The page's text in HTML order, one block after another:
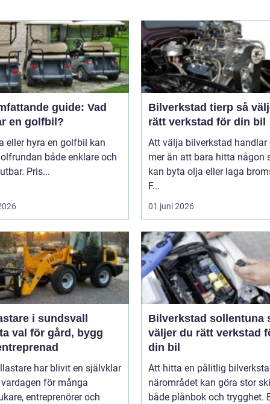
guide: Vad
en golfbil?
eller hyra en golfbil kan
både enklare och
Pris...
Bilverkstad tierp så väljer du
rätt verkstad för din bil
Att välja bilverkstad handlar
mer än att bara hitta någon
kan byta olja eller laga
F...
01 juni 2026
i sundsvall
val för gård, bygg
har blivit en självklar
för många
entreprenörer och
Bilverkstad sollentuna så
väljer du rätt verkstad
din bil
Att hitta en pålitlig
närområdet kan göra stor
både plånbok och trygghet.